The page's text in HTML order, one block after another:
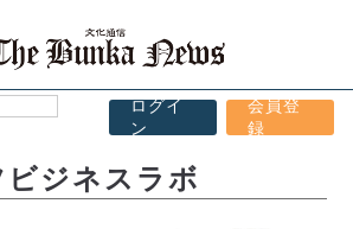
ログイ
ン
会員登
録
ジネスラボ